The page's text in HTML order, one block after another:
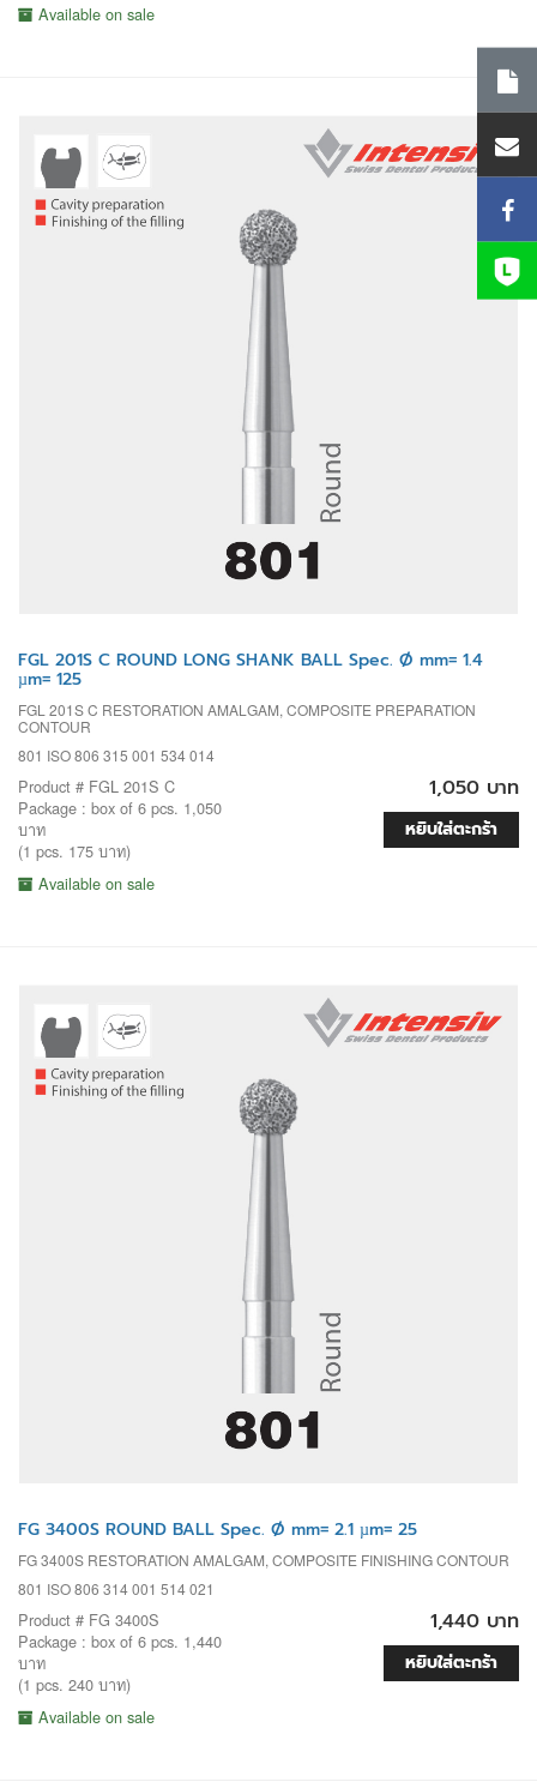
Available on sale
FGL 201S C ROUND LONG SHANK BALL Spec. Ø mm= 1.4
µm= 125
FGL 201S C RESTORATION AMALGAM, COMPOSITE PREPARATION
CONTOUR
801 ISO 806 315 001 534 014
Product # FGL 201S C
Package : box of 6 pcs. 1,050
บาท
(1 pcs. 175 บาท)
Available on sale
1,050 บาท
หยิบใส่ตะกร้า
FG 3400S ROUND BALL Spec. Ø mm= 2.1 µm= 25
FG 3400S RESTORATION AMALGAM, COMPOSITE FINISHING CONTOUR
801 ISO 806 314 001 514 021
Product # FG 3400S
Package : box of 6 pcs. 1,440
บาท
(1 pcs. 240 บาท)
Available on sale
1,440 บาท
หยิบใส่ตะกร้า